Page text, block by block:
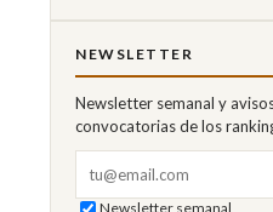
NEWSLETTER
Newsletter semanal y
convocatorias de los
Newsletter semanal